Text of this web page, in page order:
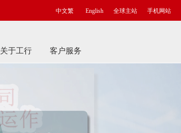
中文繁 English 全球主站 手机网站
关于工行 客户服务